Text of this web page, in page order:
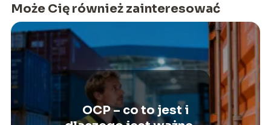
Może Cię również zainteresować
OCP – co to jest i